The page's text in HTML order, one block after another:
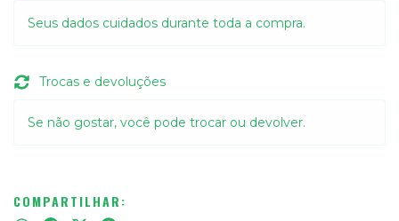
Seus dados cuidados durante toda a compra.
Trocas e devoluções
Se não gostar, você pode trocar ou devolver.
COMPARTILHAR: